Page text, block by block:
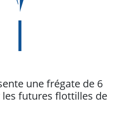
une frégate de 6
futures flottilles de